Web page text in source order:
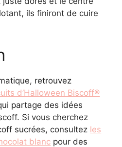
ils finiront de cuire
retrouvez
d’Halloween Biscoff®
partage des idées
Si vous cherchez
sucrées, consultez les
blanc pour des